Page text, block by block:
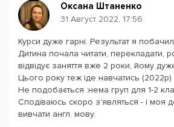
Оксана Штаненко
31 Август 2022, 17:56
Курси дуже гарні. Результат я
Дитина почала читати, перекладати,
відвідує заняття вже 2 роки, йому
Цього року теж іде навчатись (2022р)
Не подобається :нема груп для 1-2
Сподіваюсь скоро з'являться - і моя
вивчати англ. мову.